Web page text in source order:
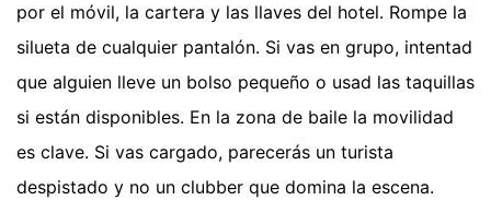
por el móvil, la cartera y las llaves del hotel. Rompe la
silueta de cualquier pantalón. Si vas en grupo, intentad
que alguien lleve un bolso pequeño o usad las taquillas
si están disponibles. En la zona de baile la movilidad
es clave. Si vas cargado, parecerás un turista
despistado y no un clubber que domina la escena.